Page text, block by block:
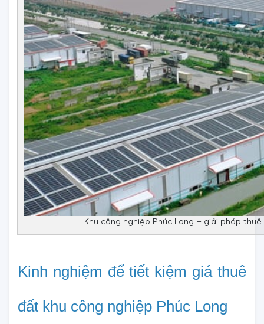
Khu công nghiệp Phúc Long – giải pháp
Kinh nghiệm để tiết kiệm giá thuê
đất khu công nghiệp Phúc Long